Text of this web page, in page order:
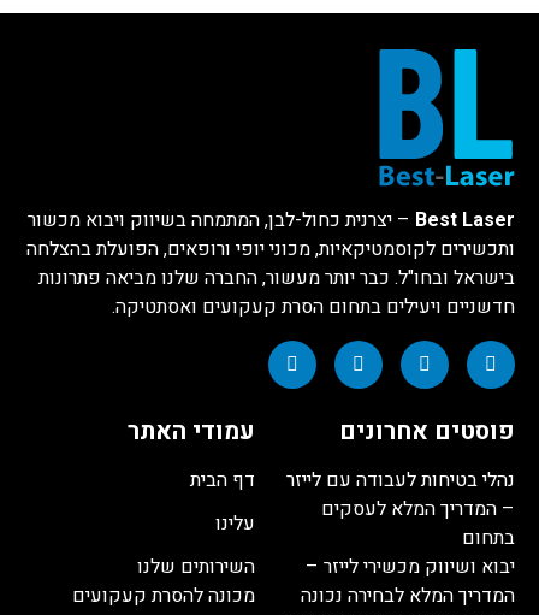
Best Laser – יצרנית כחול-לבן, המתמחה בשיווק ויבוא מכשור
ותכשירים לקוסמטיקאיות, מכוני יופי ורופאים, הפועלת בהצלחה
בישראל ובחו"ל. כבר יותר מעשור, החברה שלנו מביאה פתרונות
חדשניים ויעילים בתחום הסרת קעקועים ואסתטיקה.
פוסטים אחרונים
נהלי בטיחות לעבודה עם לייזר
– המדריך המלא לעסקים
בתחום
יבוא ושיווק מכשירי לייזר –
המדריך המלא לבחירה נכונה
עמודי האתר
דף הבית
עלינו
השירותים שלנו
מכונה להסרת קעקועים